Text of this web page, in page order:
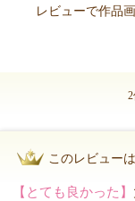
レビューで作品
このレビューは
【とても良かった】